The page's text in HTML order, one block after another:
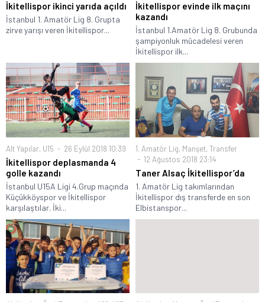
İkitellispor ikinci yarıda açıldı
İstanbul 1. Amatör Lig 8. Grupta
zirve yarışı veren İkitellispor...
İkitellispor evinde ilk maçını
kazandı
İstanbul 1.Amatör Lig 8. Grubunda
şampiyonluk mücadelesi veren
İkitellispor ilk...
Alt Yapılar, U15 26 Eylül 2018 10:39
İkitellispor deplasmanda 4
golle kazandı
İstanbul U15A Ligi 4.Grup maçında
Küçükköyspor ve İkitellispor
karşılaştılar. İki...
1. Amatör Lig, Manşet, Transfer
12 Ağustos 2018 23:14
Taner Alsaç İkitellispor’da
1. Amatör Lig takımlarından
İkitellispor dış transferde en son
Elbistanspor...